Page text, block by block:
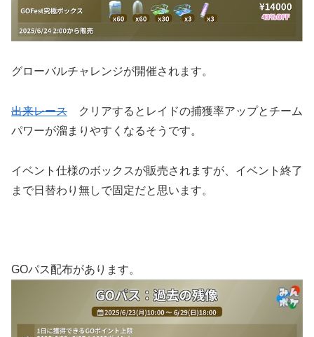
グローバルチャレンジが開催されます。
出来レース クリアするとレイドの捕獲率アップとチーム
パワーが溜まりやすくなるそうです。
イベント仕様のボックスが販売されますが、イベント終了
まで日替わり無しで固定だと思います。
GOパス配布があります。